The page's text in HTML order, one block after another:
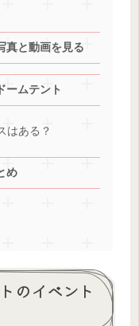
真と動画を見る
ームテント
はある？
め
のイベント